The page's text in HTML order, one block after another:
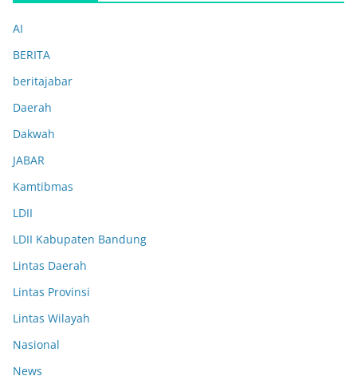
AI
BERITA
beritajabar
Daerah
Dakwah
JABAR
Kamtibmas
LDII
LDII Kabupaten Bandung
Lintas Daerah
Lintas Provinsi
Lintas Wilayah
Nasional
News